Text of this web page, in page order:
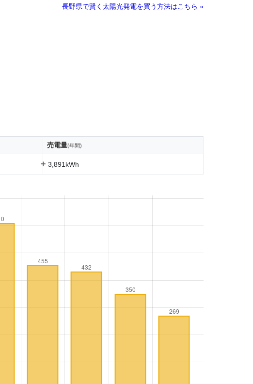
長野県で賢く太陽光発電を買う方法はこちら »
売電量(年間)
+ 3,891kWh